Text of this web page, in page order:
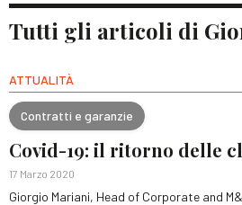
Tutti gli articoli di
ATTUALITÀ
Contratti e garanzie
Covid-19: il ritorno delle
17 Marzo 2020
Giorgio Mariani, Head of Corporate and